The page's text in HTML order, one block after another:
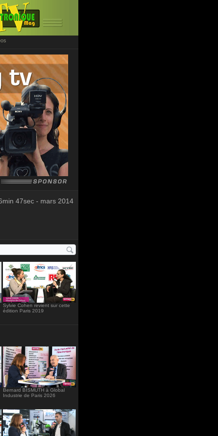
47sec - mars 2014
Sylvie Cohen revient sur cette
édition Paris 2019
Bernard BISMUTH à Global
Industrie de Paris 2026